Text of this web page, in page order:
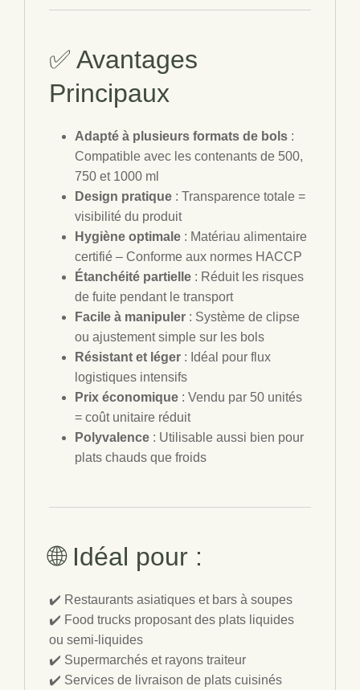
✅ Avantages
Principaux
Adapté à plusieurs formats de bols :
Compatible avec les contenants de 500,
750 et 1000 ml
Design pratique : Transparence totale =
visibilité du produit
Hygiène optimale : Matériau alimentaire
certifié – Conforme aux normes HACCP
Étanchéité partielle : Réduit les risques
de fuite pendant le transport
Facile à manipuler : Système de clipse
ou ajustement simple sur les bols
Résistant et léger : Idéal pour flux
logistiques intensifs
Prix économique : Vendu par 50 unités
= coût unitaire réduit
Polyvalence : Utilisable aussi bien pour
plats chauds que froids
🌐 Idéal pour :
✔️ Restaurants asiatiques et bars à soupes
✔️ Food trucks proposant des plats liquides
ou semi-liquides
✔️ Supermarchés et rayons traiteur
✔️ Services de livraison de plats cuisinés